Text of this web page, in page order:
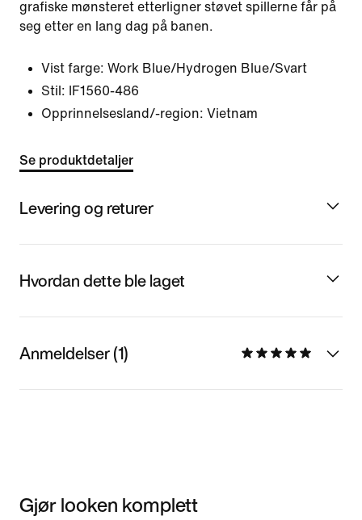
grafiske mønsteret etterligner støvet spillerne får på
seg etter en lang dag på banen.
Vist farge: Work Blue/Hydrogen Blue/Svart
Stil:
IF1560-486
Opprinnelsesland/-region: Vietnam
Se produktdetaljer
Levering og returer
Hvordan dette ble laget
Anmeldelser (1)
Gjør looken komplett